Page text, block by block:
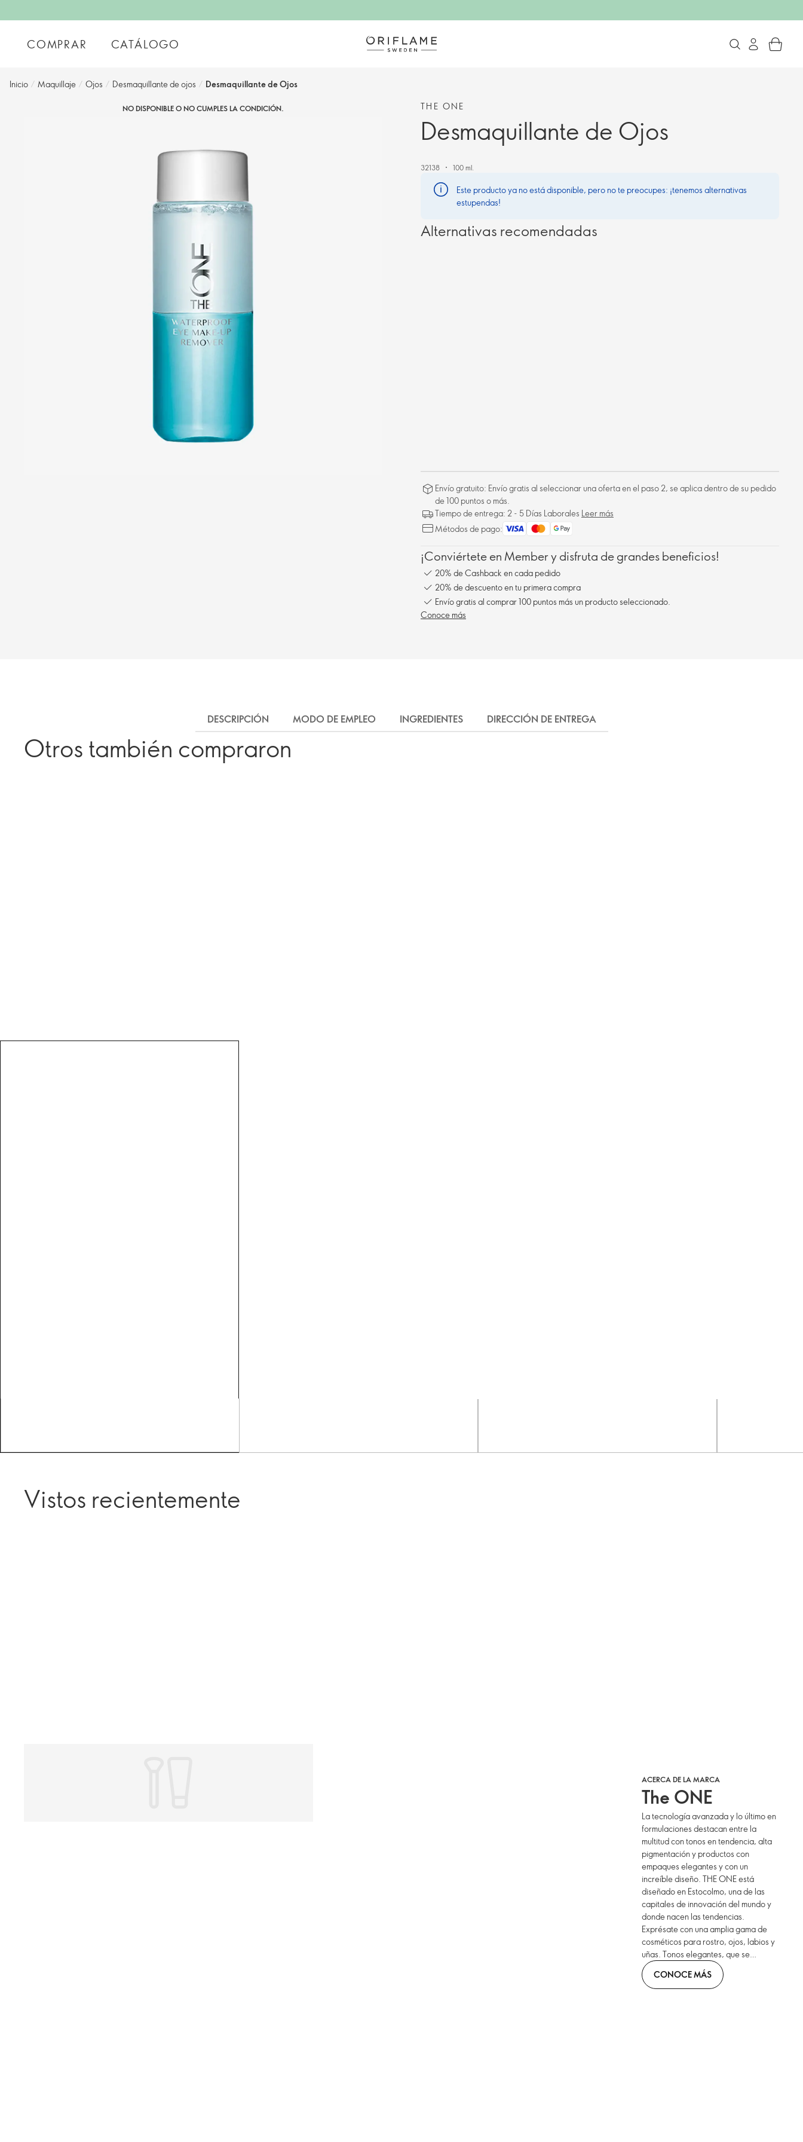
COMPRAR CATÁLOGO
Inicio / Maquillaje / Ojos / Desmaquillante de ojos / Desmaquillante de Ojos
NO DISPONIBLE O NO CUMPLES LA CONDICIÓN. THE ONE
Desmaquillante de Ojos
32138 100 ml.
Este producto ya no está disponible, pero no te preocupes: ¡tenemos alternativas
estupendas!
Alternativas recomendadas
Envío gratuito: Envío gratis al seleccionar una oferta en el paso 2, se aplica dentro de su pedido
de 100 puntos o más.
Tiempo de entrega: 2 - 5 Días Laborales Leer más
Métodos de pago:
¡Conviértete en Member y disfruta de grandes beneficios!
20% de Cashback en cada pedido
20% de descuento en tu primera compra
Envío gratis al comprar 100 puntos más un producto seleccionado.
Conoce más
DESCRIPCIÓN MODO DE EMPLEO INGREDIENTES DIRECCIÓN DE ENTREGA
Otros también compraron
Vistos recientemente
ACERCA DE LA MARCA
The ONE
La tecnología avanzada y lo último en
formulaciones destacan entre la
multitud con tonos en tendencia, alta
pigmentación y productos con
empaques elegantes y con un
increíble diseño. THE ONE está
diseñado en Estocolmo, una de las
capitales de innovación del mundo y
donde nacen las tendencias.
Exprésate con una amplia gama de
cosméticos para rostro, ojos, labios y
uñas. Tonos elegantes, que se
combinan con formatos innovadores.
¡Llévalos contigo!
CONOCE MÁS